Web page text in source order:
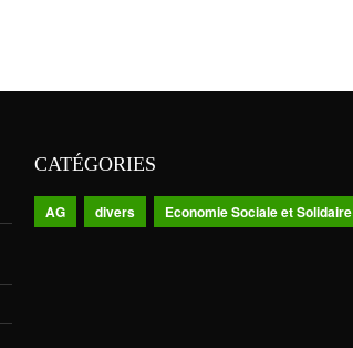
CATÉGORIES
AG divers Economie Sociale et Solidaire